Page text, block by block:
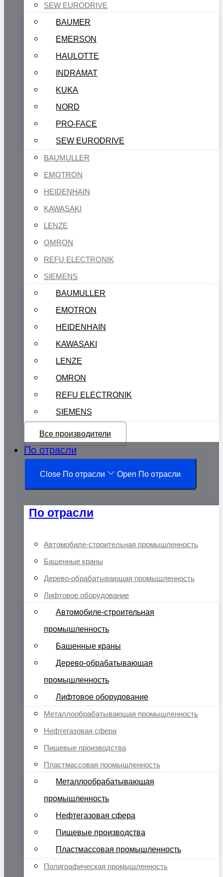
SEW EURODRIVE
BAUMER
EMERSON
HAULOTTE
INDRAMAT
KUKA
NORD
PRO-FACE
SEW EURODRIVE
BAUMULLER
EMOTRON
HEIDENHAIN
KAWASAKI
LENZE
OMRON
REFU ELECTRONIK
SIEMENS
BAUMULLER
EMOTRON
HEIDENHAIN
KAWASAKI
LENZE
OMRON
REFU ELECTRONIK
SIEMENS
Все производители
По отрасли
Close По отрасли Open По отрасли
По отрасли
Автомобиле-строительная промышленность
Башенные краны
Дерево-обрабатывающая промышленность
Лифтовое оборудование
Автомобиле-строительная
промышленность
Башенные краны
Дерево-обрабатывающая
промышленность
Лифтовое оборудование
Металлообрабатывающая промышленность
Нефтегазовая сфера
Пищевые производства
Пластмассовая промышленность
Металлообрабатывающая
промышленность
Нефтегазовая сфера
Пищевые производства
Пластмассовая промышленность
Полиграфическая промышленность